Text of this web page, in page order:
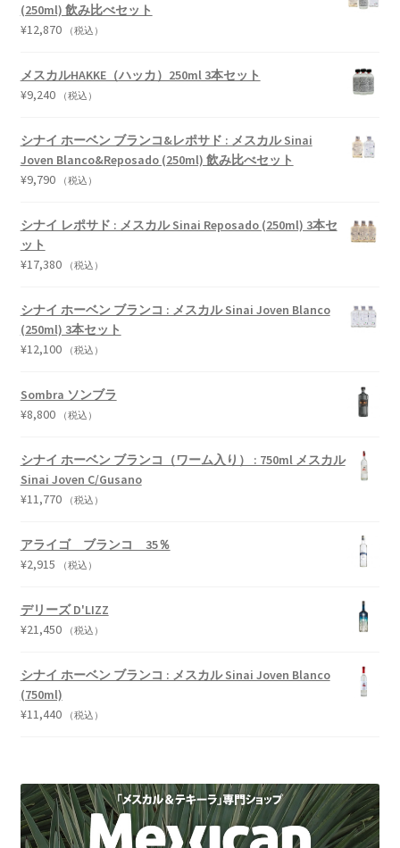
(250ml) 飲み比べセット
¥12,870 （税込）
メスカルHAKKE（ハッカ）250ml 3本セット
¥9,240 （税込）
シナイ ホーベン ブランコ&レポサド : メスカル Sinai
Joven Blanco&Reposado (250ml) 飲み比べセット
¥9,790 （税込）
シナイ レポサド : メスカル Sinai Reposado (250ml) 3本セ
ット
¥17,380 （税込）
シナイ ホーベン ブランコ : メスカル Sinai Joven Blanco
(250ml) 3本セット
¥12,100 （税込）
Sombra ソンブラ
¥8,800 （税込）
シナイ ホーベン ブランコ（ワーム入り） : 750ml メスカル
Sinai Joven C/Gusano
¥11,770 （税込）
アライゴ ブランコ 35％
¥2,915 （税込）
デリーズ D'LIZZ
¥21,450 （税込）
シナイ ホーベン ブランコ : メスカル Sinai Joven Blanco
(750ml)
¥11,440 （税込）